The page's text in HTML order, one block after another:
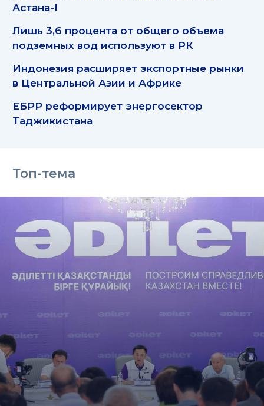
Астана-I
Лишь 3,6 процента от общего объема
подземных вод используют в РК
Индонезия расширяет экспортные рынки
в Центральной Азии и Африке
ЕБРР реформирует энергосектор
Таджикистана
Топ-тема